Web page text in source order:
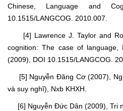
Chinese, Language and
10.1515/LANGCOG. 2010.007.
[4] Lawrence J. Taylor and
cognition: The case of language,
(2009), DOI 10.1515/LANGCOG.
[5] Nguyễn Đăng Cơ (2007),
và suy nghĩ), Nxb KHXH.
[6] Nguyễn Đức Dân (2009), Tri